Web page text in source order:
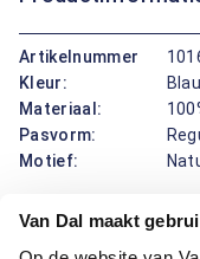
Van Dal maakt
Artikelnummer
Kleur:
Materiaal:
Pasvorm:
Motief:
Deze polo van
regular fit pasvorm